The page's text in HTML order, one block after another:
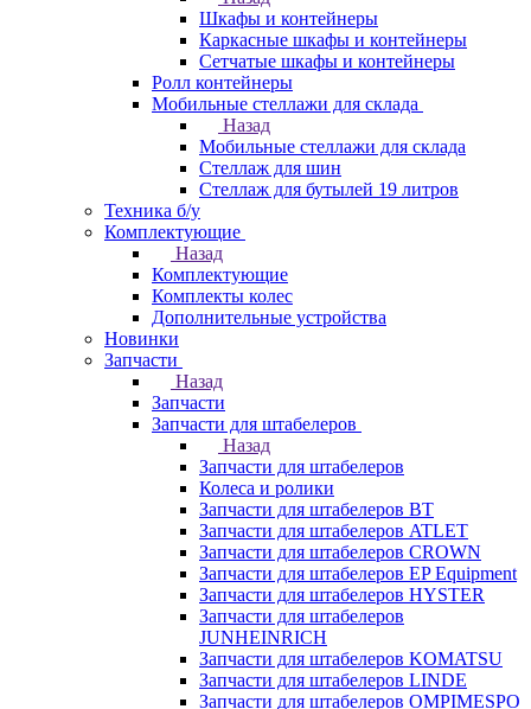
Шкафы и контейнеры
Каркасные шкафы и контейнеры
Сетчатые шкафы и контейнеры
Ролл контейнеры
Мобильные стеллажи для склада
Назад
Мобильные стеллажи для склада
Стеллаж для шин
Стеллаж для бутылей 19 литров
Техника б/у
Комплектующие
Назад
Комплектующие
Комплекты колес
Дополнительные устройства
Новинки
Запчасти
Назад
Запчасти
Запчасти для штабелеров
Назад
Запчасти для штабелеров
Колеса и ролики
Запчасти для штабелеров BT
Запчасти для штабелеров ATLET
Запчасти для штабелеров CROWN
Запчасти для штабелеров EP Equipment
Запчасти для штабелеров HYSTER
Запчасти для штабелеров
JUNHEINRICH
Запчасти для штабелеров KOMATSU
Запчасти для штабелеров LINDE
Запчасти для штабелеров OMPIMESPO